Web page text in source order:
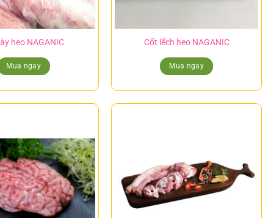
heo NAGANIC
Mua ngay
Cốt lếch heo NAGANIC
Mua ngay